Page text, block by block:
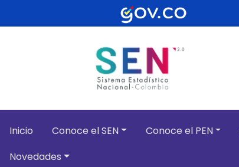
Pasar al contenido principal
Inicio Conoce el SEN Conoce el PEN
Novedades